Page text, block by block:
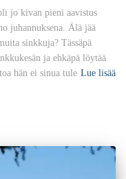
jo kivan pieni aavistus
juhannuksena. Älä jää
sinkkuja? Tässäpä
ja ehkäpä löytää
hän ei sinua tule Lue lisää